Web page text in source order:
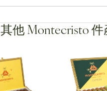
其他 Montecristo 件